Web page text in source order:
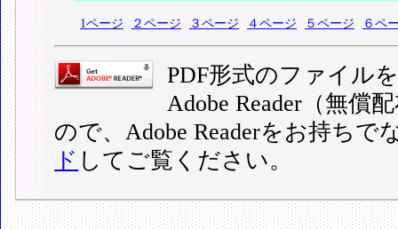
1ページ ２ページ ３ページ ４ページ ５ページ ６ペ
PDF形式のファイル
Adobe Reader（無償
ので、Adobe Readerをお持ちで
ド してご覧ください。